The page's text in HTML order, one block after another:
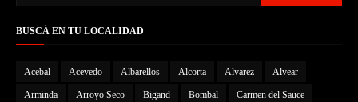
BUSCÁ EN TU LOCALIDAD
Acebal Acevedo Albarellos Alcorta Alvarez Alvear
Arminda Arroyo Seco Bigand Bombal Carmen del Sauce